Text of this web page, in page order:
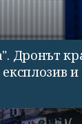
Дронът